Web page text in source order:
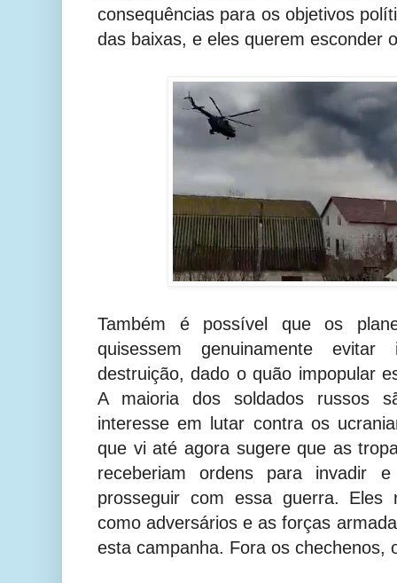
consequências para os objetivos
das baixas, e eles querem esconder
Também é possível que os
quisessem genuinamente
destruição, dado o quão impopular
A maioria dos soldados russos
interesse em lutar contra os
que vi até agora sugere que as
receberiam ordens para invadir
prosseguir com essa guerra. Eles
como adversários e as forças
esta campanha. Fora os chechenos,